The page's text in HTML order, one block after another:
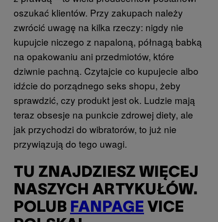
oszukać klientów. Przy zakupach należy
zwrócić uwagę na kilka rzeczy: nigdy nie
kupujcie niczego z napaloną, półnagą babką
na opakowaniu ani przedmiotów, które
dziwnie pachną. Czytajcie co kupujecie albo
idźcie do porządnego seks shopu, żeby
sprawdzić, czy produkt jest ok. Ludzie mają
teraz obsesje na punkcie zdrowej diety, ale
jak przychodzi do wibratorów, to już nie
przywiązują do tego uwagi.
TU ZNAJDZIESZ WIĘCEJ
NASZYCH ARTYKUŁÓW.
POLUB FANPAGE VICE